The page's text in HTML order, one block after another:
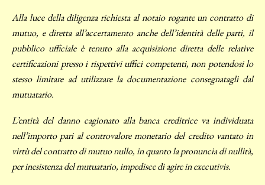
Alla luce della diligenza richiesta al notaio rogante un contratto di
mutuo, e diretta all’accertamento anche dell’identità delle parti, il
pubblico ufficiale è tenuto alla acquisizione diretta delle relative
certificazioni presso i rispettivi uffici competenti, non potendosi lo
stesso limitare ad utilizzare la documentazione consegnatagli dal
mutuatario.
L’entità del danno cagionato alla banca creditrice va individuata
nell’importo pari al controvalore monetario del credito vantato in
virtù del contratto di mutuo nullo, in quanto la pronuncia di nullità,
per inesistenza del mutuatario, impedisce di agire in executivis.